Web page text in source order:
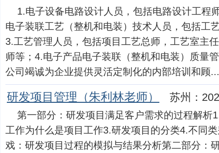
1.电子设备电路设计人员，包括电路设计工程
电子装联工艺（整机和电装）技术人员，包括工
3.工艺管理人员，包括项目工艺总师，工艺室主
师等；4.电子产品电子装联（整机和电装）质量
公司竭诚为企业提供灵活定制化的内部培训和顾
研发项目管理（朱利林老师） 苏州：
第一部分：研发项目满足客户需求的过程解析
工作为什么是项目工作3.研发项目的分类4.不同
戏：研发项目过程的模拟与结果分析第二部分：